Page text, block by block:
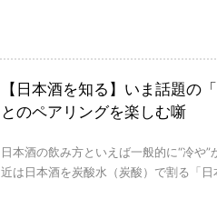
【日本酒を知る】いま話題の
とのペアリングを楽しむ噺
日本酒の飲み方といえば一般的に“冷や
近は日本酒を炭酸水（炭酸）で割る「